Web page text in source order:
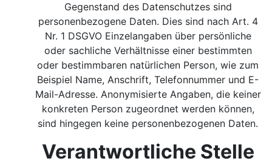
Gegenstand des Datenschutzes sind
personenbezogene Daten. Dies sind nach Art. 4
Nr. 1 DSGVO Einzelangaben über persönliche
oder sachliche Verhältnisse einer bestimmten
oder bestimmbaren natürlichen Person, wie zum
Beispiel Name, Anschrift, Telefonnummer und E-
Mail-Adresse. Anonymisierte Angaben, die keiner
konkreten Person zugeordnet werden können,
sind hingegen keine personenbezogenen Daten.
Verantwortliche Stelle